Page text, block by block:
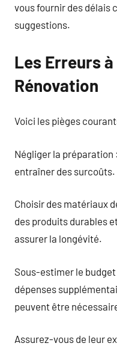
vous fournir des délais
suggestions.
Les Erreurs
Rénovation
Voici les pièges
Négliger la
entraîner des surcoûts.
Choisir des matériaux
des produits durables
assurer la longévité.
Sous-estimer le
dépenses
peuvent être
Assurez-vous de leur